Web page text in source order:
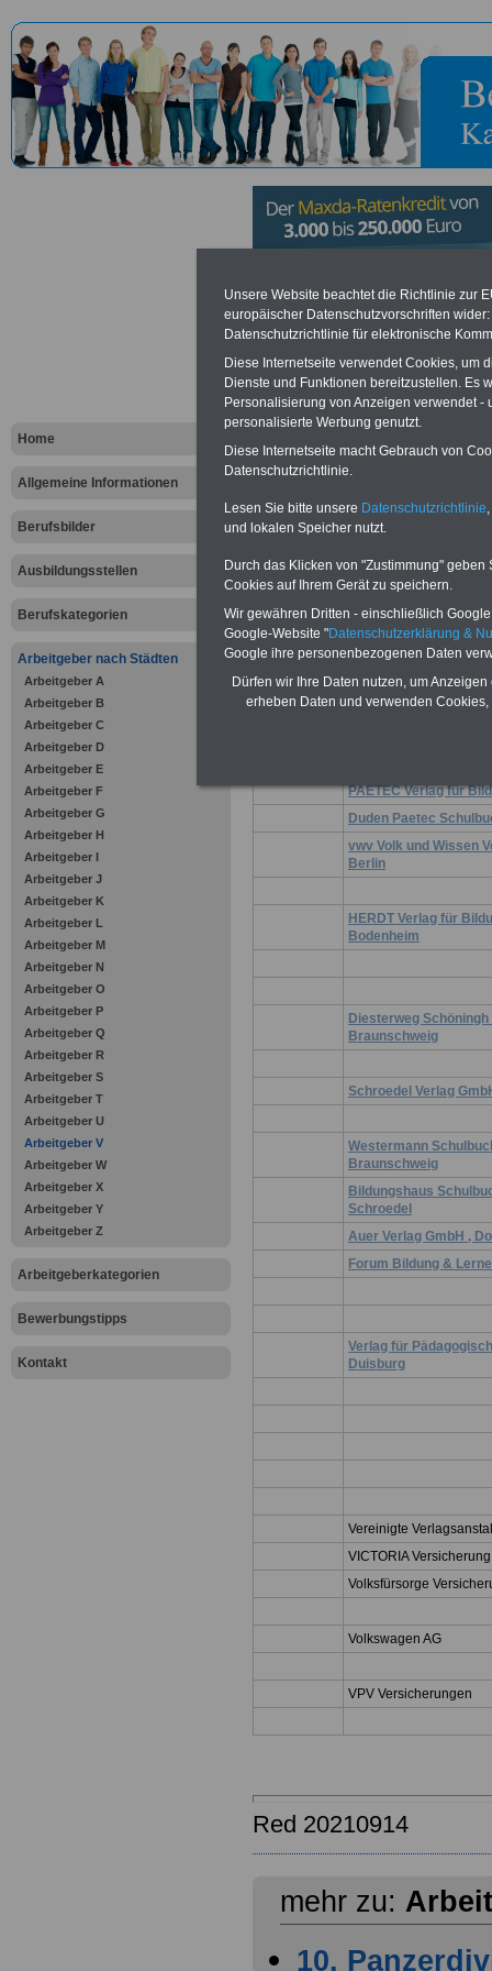
Home
Allgemeine Informationen
Berufsbilder
Ausbildungsstellen
Berufskategorien
Arbeitgeber nach Städten
Arbeitgeber A
Arbeitgeber B
Arbeitgeber C
Arbeitgeber D
Arbeitgeber E
Arbeitgeber F
Arbeitgeber G
Arbeitgeber H
Arbeitgeber I
Arbeitgeber J
Arbeitgeber K
Arbeitgeber L
Arbeitgeber M
Arbeitgeber N
Arbeitgeber O
Arbeitgeber P
Arbeitgeber Q
Arbeitgeber R
Arbeitgeber S
Arbeitgeber T
Arbeitgeber U
Arbeitgeber V
Arbeitgeber W
Arbeitgeber X
Arbeitgeber Y
Arbeitgeber Z
Arbeitgeberkategorien
Bewerbungstipps
Kontakt
VPV
...
Julius Klinkhardt
Heilbrunn
Verlag an der Trave ,
Schneider Verlag
Baltmannsweiler
PAETEC Verlag für
Duden Paetec
vwv Volk und Wissen
Berlin
HERDT Verlag für
Bodenheim
Diesterweg
Braunschweig
Schroedel Verlag
Westermann
Braunschweig
Bildungshaus
Schroedel
Auer Verlag GmbH ,
Forum Bildung &
Verlag für
Duisburg
Vereinigte
VICTORIA Versicherung
Volksfürsorge
Volkswagen AG
VPV Versicherungen
Red 20210914
mehr zu:
10.
Unsere Website beachtet die Richtlinie zur
europäischer Datenschutzvorschriften
Datenschutzrichtlinie für elektronische
Diese Internetseite verwendet Cookies, um
Dienste und Funktionen bereitzustellen. Es
Personalisierung von Anzeigen verwendet
personalisierte Werbung genutzt.
Diese Internetseite macht Gebrauch von
Datenschutzrichtlinie.
Lesen Sie bitte unsere Datenschutzrichtlinie
und lokalen Speicher nutzt.
Durch das Klicken von "Zustimmung"
Cookies auf Ihrem Gerät zu speichern.
Wir gewähren Dritten - einschließlich
Google-Website "Datenschutzerklärung &
Google ihre personenbezogenen Daten
Dürfen wir Ihre Daten nutzen, um
erheben Daten und verwenden